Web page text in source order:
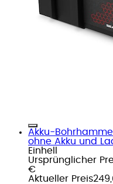
Akku-
ohne Akku und
Einhell
Ursprünglicher
€
Aktueller Preis